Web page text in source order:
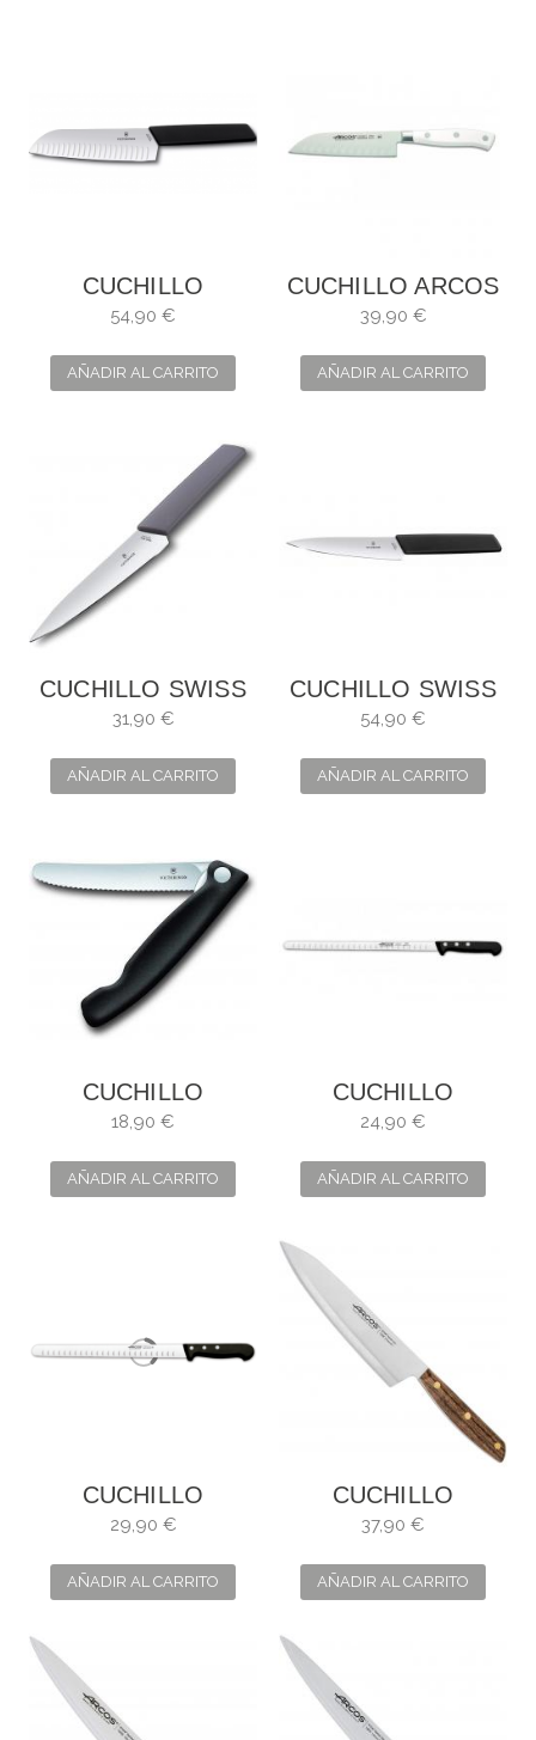
CUCHILLO
VICTORINOX
MODERN
54,90 €
AÑADIR AL CARRITO
CUCHILLO ARCOS
RIVIERA BLANC
ALVEOLADO
39,90 €
AÑADIR AL CARRITO
CUCHILLO SWISS
MODERN PARA
31,90 €
AÑADIR AL CARRITO
CUCHILLO SWISS
MODERN
54,90 €
AÑADIR AL CARRITO
CUCHILLO
PLEGABLE PARA
18,90 €
AÑADIR AL CARRITO
CUCHILLO
SALMÓN
24,90 €
AÑADIR AL CARRITO
CUCHILLO
SALMÓN
29,90 €
AÑADIR AL CARRITO
CUCHILLO
COCINERO
37,90 €
AÑADIR AL CARRITO